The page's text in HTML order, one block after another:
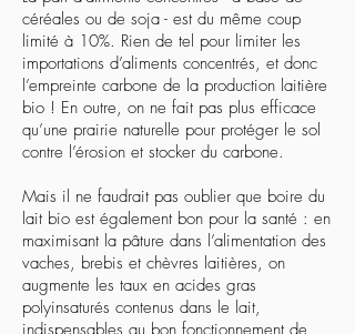
céréales ou de soja - est du même coup
limité à 10%. Rien de tel pour limiter les
importations d’aliments concentrés, et donc
l’empreinte carbone de la production laitière
bio ! En outre, on ne fait pas plus efficace
qu’une prairie naturelle pour protéger le sol
contre l’érosion et stocker du carbone.
Mais il ne faudrait pas oublier que boire du
lait bio est également bon pour la santé : en
maximisant la pâture dans l’alimentation des
vaches, brebis et chèvres laitières, on
augmente les taux en acides gras
polyinsaturés contenus dans le lait,
indispensables au bon fonctionnement de